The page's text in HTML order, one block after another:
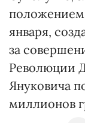
положением
января,
за
Революции
Януковича
миллионов